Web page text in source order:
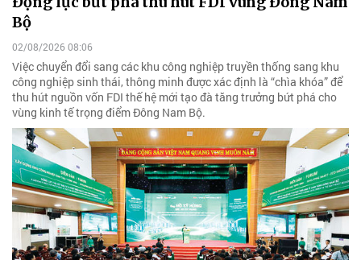
Bộ
02/08/2026 08:06
Việc chuyển đổi sang các khu công nghiệp truyền thống sang khu
công nghiệp sinh thái, thông minh được xác định là “chìa khóa” để
thu hút nguồn vốn FDI thế hệ mới tạo đà tăng trưởng bứt phá cho
vùng kinh tế trọng điểm Đông Nam Bộ.